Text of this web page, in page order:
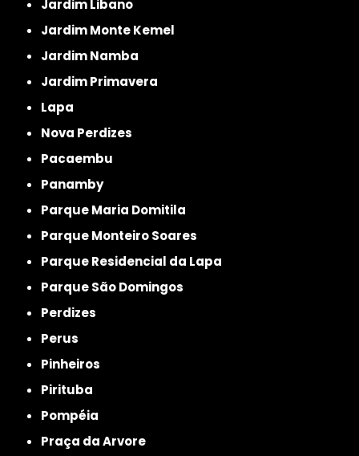
Jardim Libano
Jardim Monte Kemel
Jardim Namba
Jardim Primavera
Lapa
Nova Perdizes
Pacaembu
Panamby
Parque Maria Domitila
Parque Monteiro Soares
Parque Residencial da Lapa
Parque São Domingos
Perdizes
Perus
Pinheiros
Pirituba
Pompéia
Praça da Arvore